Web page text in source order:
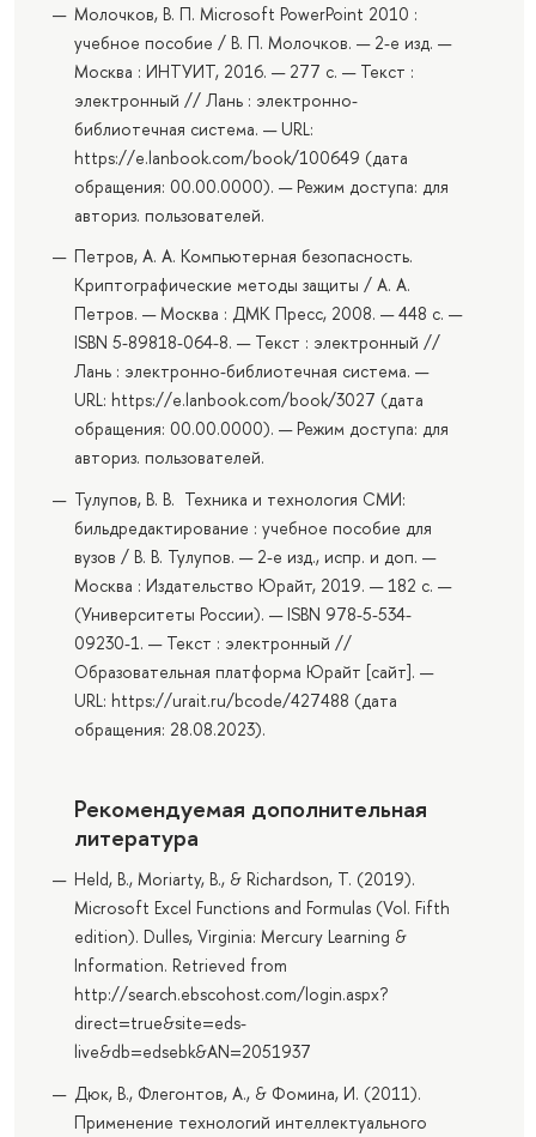
Молочков, В. П. Microsoft PowerPoint 2010 :
учебное пособие / В. П. Молочков. — 2-е изд. —
Москва : ИНТУИТ, 2016. — 277 с. — Текст :
электронный // Лань : электронно-
библиотечная система. — URL:
https://e.lanbook.com/book/100649 (дата
обращения: 00.00.0000). — Режим доступа: для
авториз. пользователей.
Петров, А. А. Компьютерная безопасность.
Криптографические методы защиты / А. А.
Петров. — Москва : ДМК Пресс, 2008. — 448 с. —
ISBN 5-89818-064-8. — Текст : электронный //
Лань : электронно-библиотечная система. —
URL: https://e.lanbook.com/book/3027 (дата
обращения: 00.00.0000). — Режим доступа: для
авториз. пользователей.
Тулупов, В. В. Техника и технология СМИ:
бильдредактирование : учебное пособие для
вузов / В. В. Тулупов. — 2-е изд., испр. и доп. —
Москва : Издательство Юрайт, 2019. — 182 с. —
(Университеты России). — ISBN 978-5-534-
09230-1. — Текст : электронный //
Образовательная платформа Юрайт [сайт]. —
URL: https://urait.ru/bcode/427488 (дата
обращения: 28.08.2023).
Рекомендуемая дополнительная
литература
Held, B., Moriarty, B., & Richardson, T. (2019).
Microsoft Excel Functions and Formulas (Vol. Fifth
edition). Dulles, Virginia: Mercury Learning &
Information. Retrieved from
http://search.ebscohost.com/login.aspx?
direct=true&site=eds-
live&db=edsebk&AN=2051937
Дюк, В., Флегонтов, А., & Фомина, И. (2011).
Применение технологий интеллектуального